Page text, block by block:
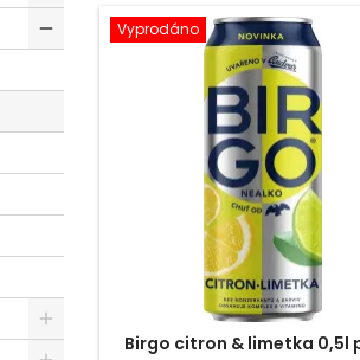
Vyprodáno
Birgo citron & limetka 0,5l